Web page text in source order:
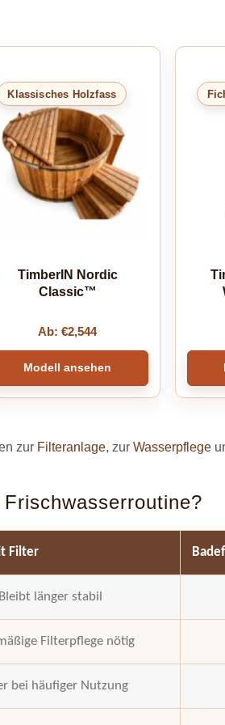
Klassisches Holzfass
TimberIN Nordic
Classic™
Ab:€2,544
Modell ansehen
zur Filteranlage, zurWasserpflege
Filter
Bleibt länger stabil
Filterpflege nötig
bei häufiger Nutzung